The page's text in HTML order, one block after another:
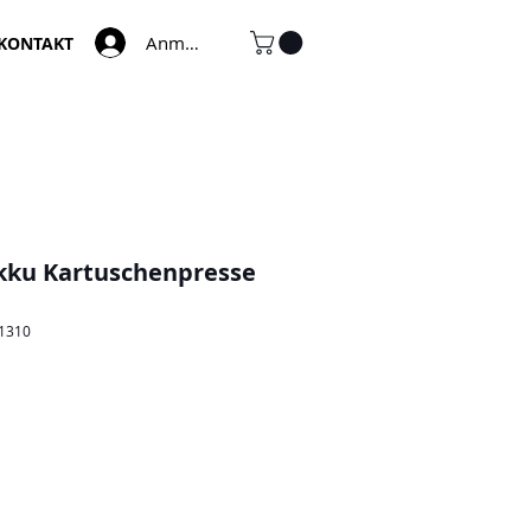
Anmelden
Kartuschenpresse